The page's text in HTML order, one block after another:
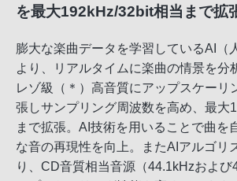
を最大192kHz/32bit相当まで拡
膨大な楽曲データを学習しているAI（
より、リアルタイムに楽曲の情景を分
レゾ級（＊）高音質にアップスケーリ
張しサンプリング周波数を高め、最大
まで拡張。AI技術を用いることで曲を
な音の再現性を向上。またAIアルゴリ
り、CD音質相当音源（44.1kHzおよび